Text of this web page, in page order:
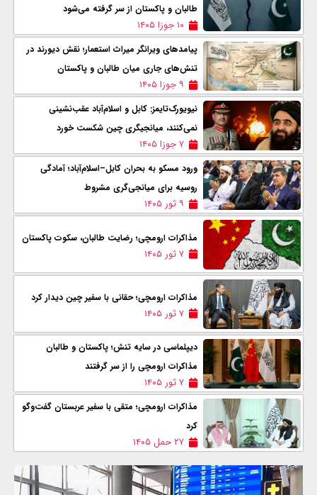
طالبان و پاکستان از سر گرفته می‌شود
۱۰ جوزا ۱۴۰۵
پیامدهای ویرانگر میراث استعمار؛ نقش دیورند در
تنش‌های جاری میان طالبان و پاکستان
۹ جوزا ۱۴۰۵
نیویورک‌تایمز: کابل و اسلام‌آباد عقب‌نشینی
نمی‌کنند، میانجیگری چین شکست خورد
۷ جوزا ۱۴۰۵
ورود مسکو به بحران کابل–اسلام‌آباد؛ آمادگی
روسیه برای میانجی‌گری مشروط
۹ ثور ۱۴۰۵
مذاکرات ارومچی؛ رضایت طالبان، سکوت پاکستان
۷ ثور ۱۴۰۵
مذاکرات ارومچی؛ حقانی با سفیر چین دیدار کرد
۷ ثور ۱۴۰۵
دیپلماسی در سایه تنش؛ پاکستان و طالبان
مذاکرات ارومچی را از سر گرفتند
۷ ثور ۱۴۰۵
مذاکرات ارومچی؛ متقی با سفیر عربستان گفت‌وگو
کرد
۲۷ حمل ۱۴۰۵